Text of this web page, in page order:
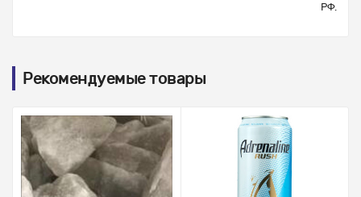
РФ.
Рекомендуемые товары